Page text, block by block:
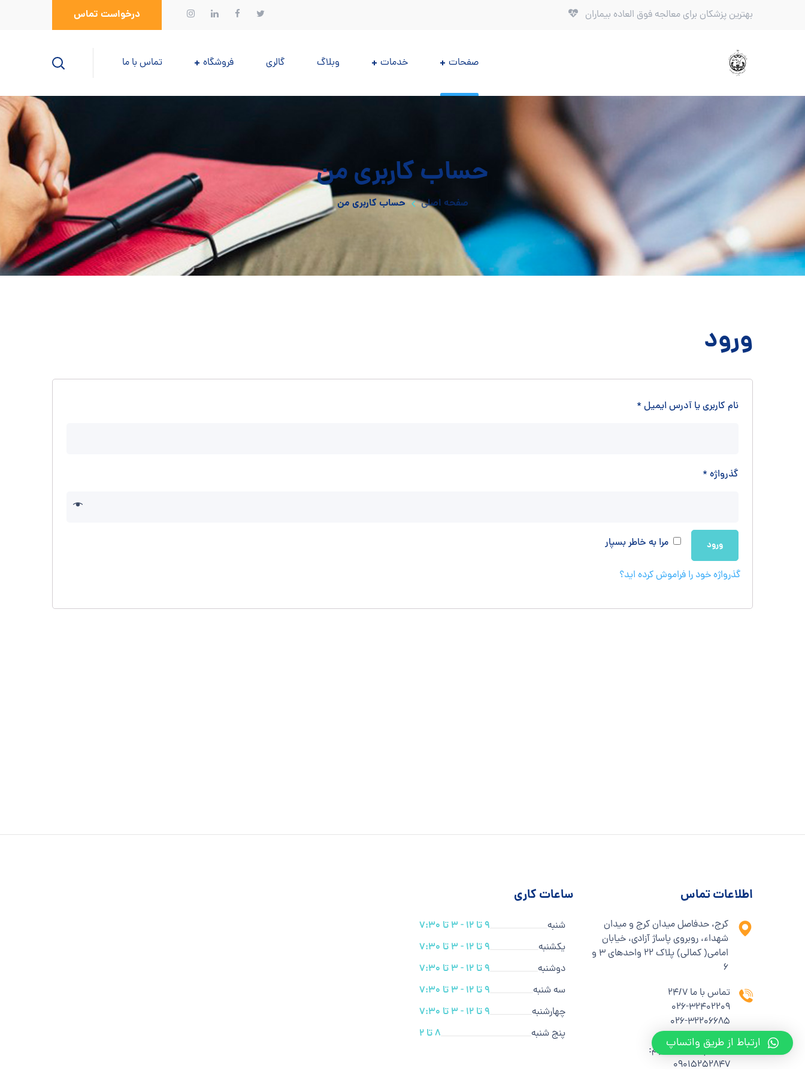
بهترین پزشکان برای معالجه فوق العاده بیماران درخواست تماس
صفحات خدمات وبلاگ گالری فروشگاه تماس با ما
حساب کاربری من
صفحه اصلی حساب کاربری من
ورود
نام کاربری یا آدرس ایمیل *
گذرواژه *
مرا به خاطر بسپار ورود
گذرواژه خود را فراموش کرده اید؟
اطلاعات تماس
کرج، حدفاصل میدان کرج و میدان
شهداء، روبروی پاساژ آزادی، خیابان
امامی( کمالی) پلاک ۲۲ واحدهای ۳ و
۶
تماس با ما 24/7
۰۲۶-۳۲۴۰۲۲۰۹
۰۲۶-۳۲۲۰۶۶۸۵
واتساپ، ایتا و تگلرام:
۰۹۰۱۵۲۵۲۸۴۷
ساعات کاری
شنبه
9 تا 12 - 3 تا 7:30
یکشنبه
9 تا 12 - 3 تا 7:30
دوشنبه
9 تا 12 - 3 تا 7:30
سه شنبه
9 تا 12 - 3 تا 7:30
چهارشنبه
9 تا 12 - 3 تا 7:30
پنج شنبه
8 تا 2
ارتباط از طریق واتساپ